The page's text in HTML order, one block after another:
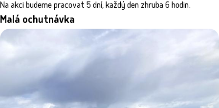
Na akci budeme pracovat 5 dní, každý den zhruba 6 hodin.
Malá ochutnávka